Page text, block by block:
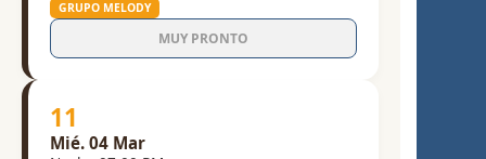
GRUPO MELODY
MUY PRONTO
11
Mié. 04 Mar